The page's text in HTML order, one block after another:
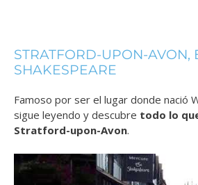
STRATFORD-UPON-AVON,
SHAKESPEARE
Famoso por ser el lugar donde nació
sigue leyendo y descubre todo lo
Stratford-upon-Avon.